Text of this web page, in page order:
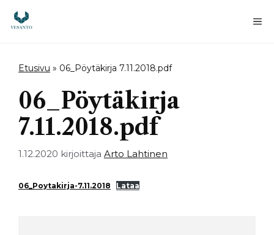
sisältöön
Etusivu » 06_Pöytäkirja 7.11.2018.pdf
06_Pöytäkirja
7.11.2018.pdf
1.12.2020 kirjoittaja Arto Lahtinen
06_Poytakirja-7.11.2018 Lataa